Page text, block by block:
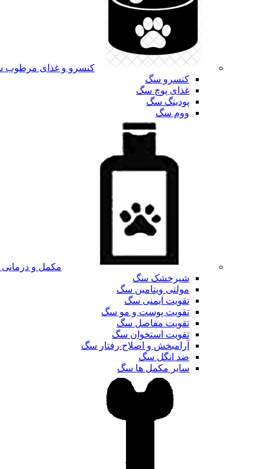
کنسرو و غذای
کنسرو سگ
غذای پوچ سگ
پودینگ سگ
ووم سگ
مکمل و
شیرخشک سگ
مولتی ویتامین سگ
تقویت ایمنی سگ
تقویت پوست و مو سگ
تقویت مفاصل سگ
تقویت استخوان سگ
آرامبخش و اصلاح رفتار سگ
ضد انگل سگ
سایر مکمل ها سگ